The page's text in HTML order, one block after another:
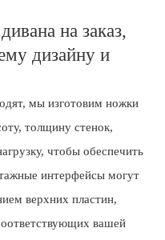
на заказ,
дизайну и
мы изготовим ножки
толщину стенок,
чтобы обеспечить
интерфейсы могут
верхних пластин,
вашей